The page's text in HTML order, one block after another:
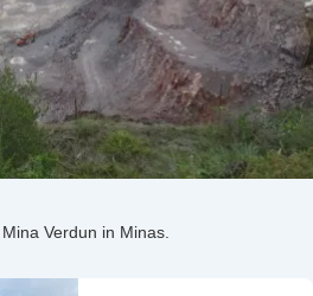
Verdun in Minas.